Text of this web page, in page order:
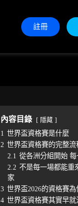
註冊
內容目錄 隱藏
1 世界盃資格賽是什麼
2 世界盃資格賽的完整流
2.1 從各洲分組開始
2.2 不是每一場都能重
家
3 世界盃2026的資格賽
4 世界盃資格賽其實早就